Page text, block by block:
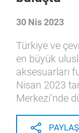
30 Nis 2023
Türkiye ve
en büyük
aksesuarları
Nisan 2023
Merkezi’nde
PAYLAŞ